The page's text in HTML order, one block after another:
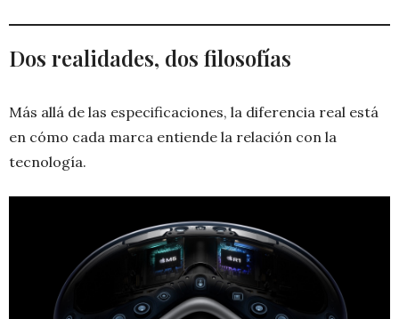
Dos realidades, dos filosofías
Más allá de las especificaciones, la diferencia real está
en cómo cada marca entiende la relación con la
tecnología.